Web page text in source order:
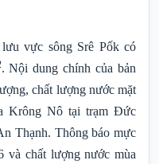
vực sông Srê Pốk có
. Nội dung chính của bản
chất lượng nước mặt
Krông Nô tại trạm Đức
Thạnh. Thông báo mực
và chất lượng nước mùa